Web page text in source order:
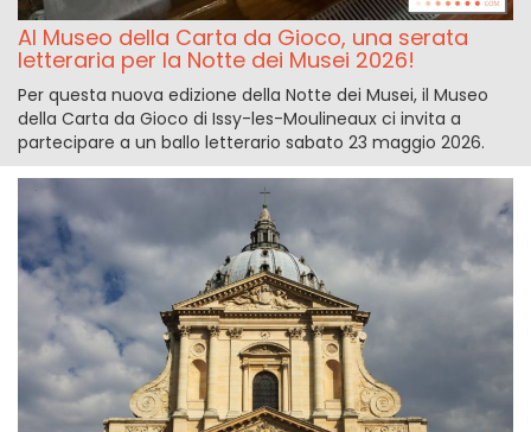
Al Museo della Carta da Gioco, una serata
letteraria per la Notte dei Musei 2026!
Per questa nuova edizione della Notte dei Musei, il Museo
della Carta da Gioco di Issy-les-Moulineaux ci invita a
partecipare a un ballo letterario sabato 23 maggio 2026.